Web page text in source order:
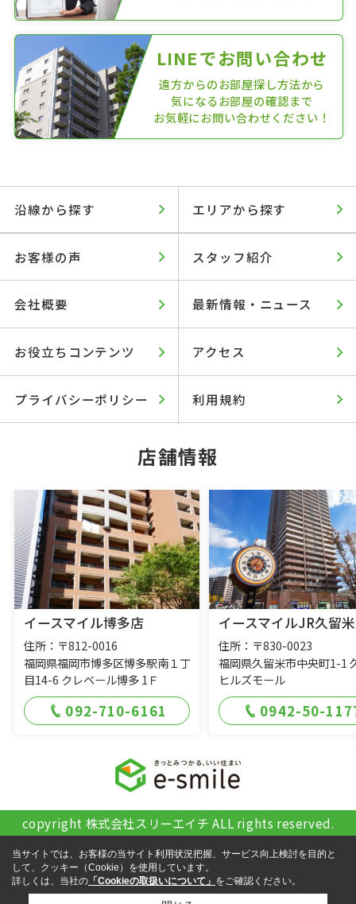
LINEでお問い合わせ
遠方からのお部屋探し方法から
気になるお部屋の確認まで
お気軽にお問い合わせください！
沿線から探す エリアから探す
お客様の声 スタッフ紹介
会社概要 最新情報・ニュース
お役立ちコンテンツ アクセス
プライバシーポリシー 利用規約
店舗情報
イースマイル博多店
住所：〒812-0016
福岡県福岡市博多区博多駅南１丁
目14-6 クレベール博多 1Ｆ
092-710-6161
イースマイルJR久留
住所：〒830-0023
福岡県久留米市中央町1-1
ヒルズモール
0942-50-
copyright 株式会社スリーエイチ ALL rights reserved.
当サイトでは、お客様の当サイト利用状況把握、サービス向上検討を目的と
して、クッキー（Cookie）を使用しています。
詳しくは、当社の 「Cookieの取扱いについて」 をご確認ください。